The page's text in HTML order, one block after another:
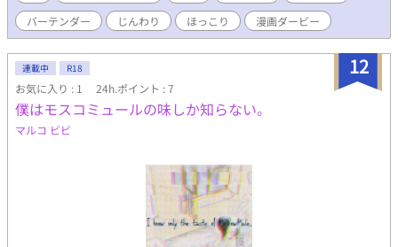
バーテンダー
じんわり ほっこり 漫画ダービー
12
連載中 R18
お気に入り : 1 24h.ポイント : 7
僕はモスコミュールの味しか知らない。
マルコ ビビ